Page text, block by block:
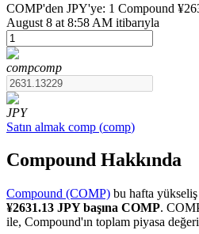
USDT Vadeli İşlemleri
COIN-M Vadeli İşlemleri
Kripto Para Vadeli İşlemleri
COMP'den JPY'ye: 1 Compound
August 8 at 8:58 AM itibarıyla
compcomp
JPY
Satın almak comp (comp)
Compound Hakkında
Compound (COMP) bu hafta
¥2631.13 JPY başına COMP.
ile, Compound'ın toplam piyasa